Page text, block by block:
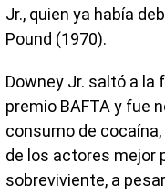
Jr., quien ya había
Pound (1970).
Downey Jr. saltó a la
premio BAFTA y fue
consumo de
de los actores mejor
sobreviviente, a